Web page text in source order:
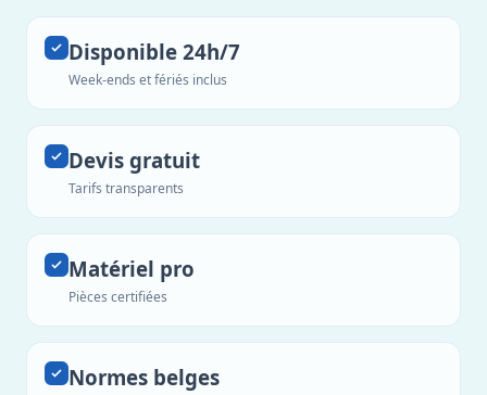
Disponible 24h/7
Week-ends et fériés inclus
Devis gratuit
Tarifs transparents
Matériel pro
Pièces certifiées
Normes belges